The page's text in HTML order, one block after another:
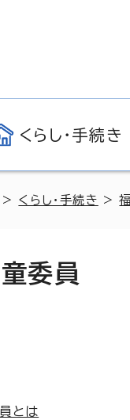
くらし・手続き
> くらし・手続き >
委員
とは